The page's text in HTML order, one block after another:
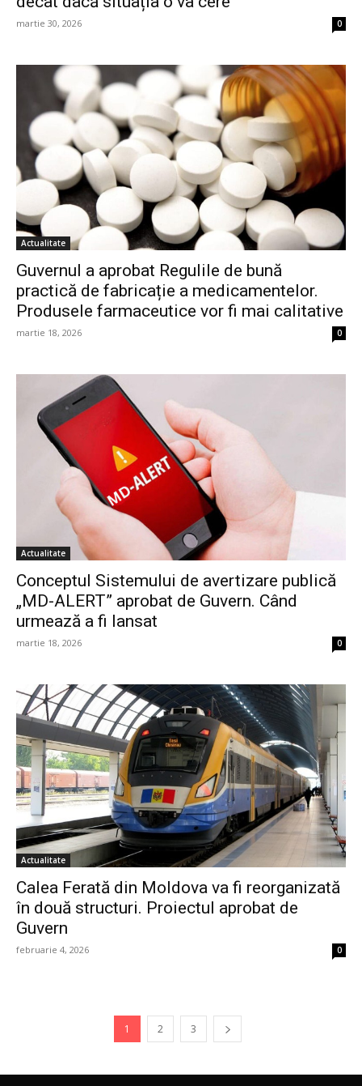
martie 30, 2026 0
Actualitate
Guvernul a aprobat Regulile de bună
practică de fabricație a medicamentelor.
Produsele farmaceutice vor fi mai calitative
martie 18, 2026 0
Actualitate
Conceptul Sistemului de avertizare publică
„MD-ALERT” aprobat de Guvern. Când
urmează a fi lansat
martie 18, 2026 0
Actualitate
Calea Ferată din Moldova va fi reorganizată
în două structuri. Proiectul aprobat de
Guvern
februarie 4, 2026 0
1 2 3